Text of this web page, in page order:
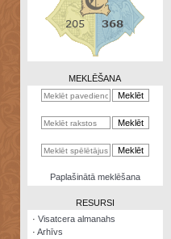
Zināšanu
kalkulators
Nomētātās
MEKLĒŠANA
Paplašinātā meklēšana
RESURSI
· Visatcera almanahs
· Arhīvs